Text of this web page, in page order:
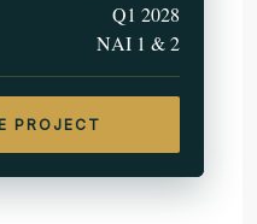
Q1 2028
NAI 1 & 2
PROJECT